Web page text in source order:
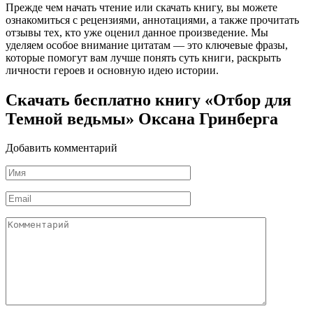
Прежде чем начать чтение или скачать книгу, вы можете
ознакомиться с рецензиями, аннотациями, а также прочитать
отзывы тех, кто уже оценил данное произведение. Мы
уделяем особое внимание цитатам — это ключевые фразы,
которые помогут вам лучше понять суть книги, раскрыть
личности героев и основную идею истории.
Скачать бесплатно книгу «Отбор для
Темной ведьмы» Оксана Гринберга
Добавить комментарий
Имя
*
Email
*
Комментарий